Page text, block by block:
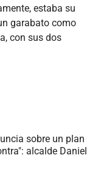
estaba su
garabato como
con sus dos
sobre un plan
alcalde Daniel